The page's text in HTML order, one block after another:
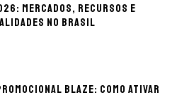
mercados, recursos e
no Brasil
Blaze: como ativar